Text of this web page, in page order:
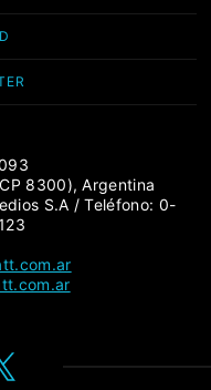
8300), Argentina
S.A / Teléfono: 0-